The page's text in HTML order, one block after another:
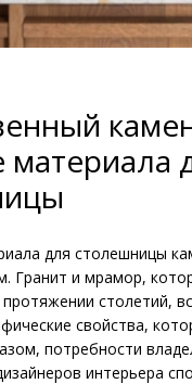
материала
для столешницы
Гранит и мрамор,
протяжении столетий,
свойства,
потребности
интерьера